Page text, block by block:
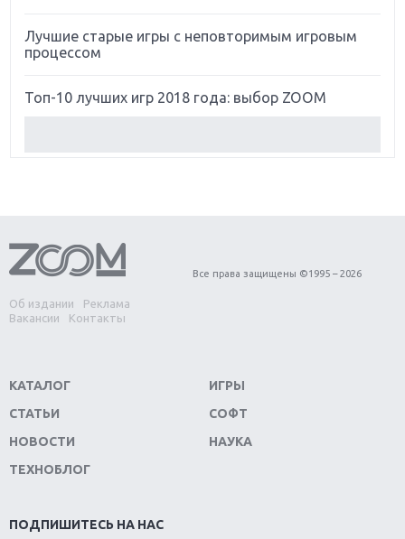
Лучшие старые игры с неповторимым игровым
процессом
Топ-10 лучших игр 2018 года: выбор ZOOM
Обзор игры Forza Horizon 4: вершина эволюции
Две важных новинки для консолей: Spider-Man и
Divinity Original Sin 2
Switch
Обзор игры The Crew 2: покорение Америки
Важнейшие анонсы E3 2018
Крупнейшие релизы мая: Nintendo, Microsoft и
Об издании
Реклама
Вакансии
Контакты
Все права защищены ©1995 – 2026
КАТАЛОГ
СТАТЬИ
НОВОСТИ
ТЕХНОБЛОГ
ИГРЫ
СОФТ
НАУКА
ПОДПИШИТЕСЬ НА НАС